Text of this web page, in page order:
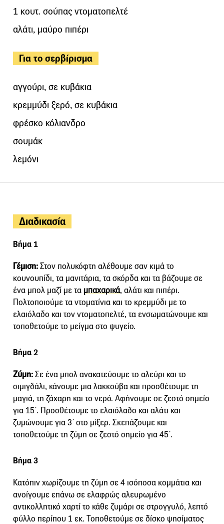
1 κουτ. σούπας ντοματοπελτέ
αλάτι, μαύρο πιπέρι
Για το σερβίρισμα
αγγούρι, σε κυβάκια
κρεμμύδι ξερό, σε κυβάκια
φρέσκο κόλιανδρο
σουμάκ
λεμόνι
Διαδικασία
Βήμα 1
Γέμιση:Στον πολυκόφτη αλέθουμε σαν κιμά το
κουνουπίδι, τα μανιτάρια, τα σκόρδα και τα βάζουμε σε
ένα μπολ μαζί με τα μπαχαρικά, αλάτι και πιπέρι.
Πολτοποιούμε τα ντοματίνια και το κρεμμύδι με το
ελαιόλαδο και τον ντοματοπελτέ, τα ενσωματώνουμε και
τοποθετούμε το μείγμα στο ψυγείο.
Βήμα 2
Ζύμη:Σε ένα μπολ ανακατεύουμε το αλεύρι και το
σιμιγδάλι, κάνουμε μια λακκούβα και προσθέτουμε τη
μαγιά, τη ζάχαρη και το νερό. Αφήνουμε σε ζεστό σημείο
για 15΄. Προσθέτουμε το ελαιόλαδο και αλάτι και
ζυμώνουμε για 3΄ στο μίξερ. Σκεπάζουμε και
τοποθετούμε τη ζύμη σε ζεστό σημείο για 45΄.
Βήμα 3
Κατόπιν χωρίζουμε τη ζύμη σε 4 ισόποσα κομμάτια και
ανοίγουμε επάνω σε ελαφρώς αλευρωμένο
αντικολλητικό χαρτί το κάθε ζυμάρι σε στρογγυλό, λεπτό
φύλλο περίπου 1 εκ. Τοποθετούμε σε δίσκο ψησίματος